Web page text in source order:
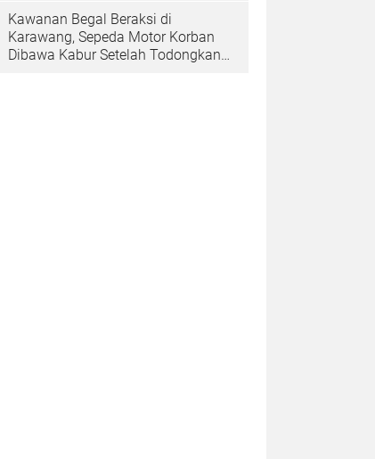
Kawanan Begal Beraksi di
Karawang, Sepeda Motor Korban
Dibawa Kabur Setelah Todongkan